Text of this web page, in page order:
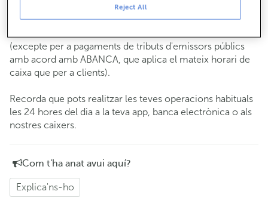
Clients: de dilluns a divendres de 8:15 a 11:00
Si no ets client, l'horari de caixa serà elsdimarts i dijous
(excepte per a pagaments de tributs d'emissors públics
amb acord amb ABANCA, que aplica el mateix horari de
caixa que per a clients).
Recorda que pots realitzar les teves operacions habituals
les 24 hores del dia a la teva app, banca electrònica o als
nostres caixers.
Com t'ha anat avui aquí?
Explica'ns-ho
Reject All